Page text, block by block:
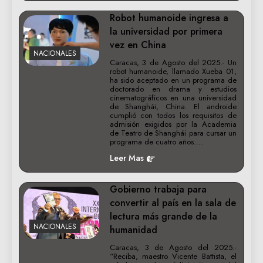
NACIONALES
Robot humanoide ingresa a
la universidad por primera
vez en China
Caracas, 3 de Agosto del 2025.- Un
robot humanoide, llamado Xueba 01,
ha sido aceptado en un programa de
doctorado en drama y estudios
cinematográficos en una universidad
de Shanghái, China. El androide
cumplió con todos los requisitos de
admisión exigidos por la Academia
de Teatro de Shanghái para cursar un
programa de cuatro años….
Leer Mas
NACIONALES
Gobierno trabaja para
convertir al país en la sala de
lectura más grande de la
humanidad
Caracas, 3 de Agosto del 2025.-
“Reciba, maestro Vicente Battista, el